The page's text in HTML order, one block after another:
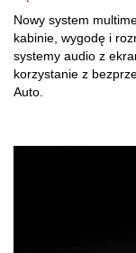
Nowy system
kabinie, wygodę i
systemy audio z
korzystanie z
Auto.